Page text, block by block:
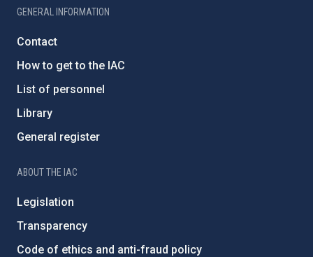
GENERAL INFORMATION
Contact
How to get to the IAC
List of personnel
Library
General register
ABOUT THE IAC
Legislation
Transparency
Code of ethics and anti-fraud policy